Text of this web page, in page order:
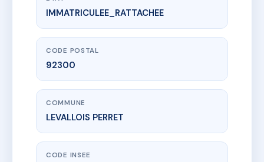
www.vme.plus/AC6684187
17, Rue Collange
17 Rue Collange92300 LEVALLOIS PERRET
IMMATRICULEE_RATTACHEE
CODE POSTAL
92300
COMMUNE
LEVALLOIS PERRET
CODE INSEE